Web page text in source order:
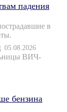
падения
в
05.08.2026
ВИЧ-
бензина